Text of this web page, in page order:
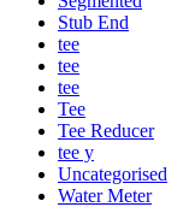
Stub End
tee
tee
tee
Tee
Tee Reducer
tee y
Uncategorised
Water Meter